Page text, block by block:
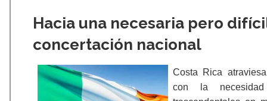
Hacia una necesaria pero
concertación nacional
Costa Rica
con la